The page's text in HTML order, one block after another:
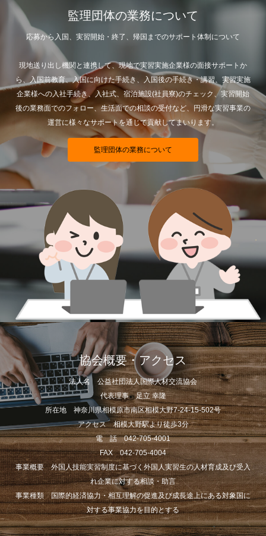
監理団体の業務について
応募から入国、実習開始・終了、帰国までのサポート体制について
現地送り出し機関と連携して、現地で実習実施企業様の面接サポートか
ら、入国前教育、入国に向けた手続き、入国後の手続き・講習、実習実施
企業様への入社手続き、入社式、宿泊施設(社員寮)のチェック、実習開始
後の業務面でのフォロー、生活面での相談の受付など、円滑な実習事業の
運営に様々なサポートを通じて貢献してまいります。
監理団体の業務について
協会概要・アクセス
法人名 公益社団法人国際人材交流協会
代表理事 足立 幸隆
所在地 神奈川県相模原市南区相模大野7-24-15-502号
アクセス 相模大野駅より徒歩3分
電 話 042-705-4001
FAX 042-705-4004
事業概要 外国人技能実習制度に基づく外国人実習生の人材育成及び受入
れ企業に対する相談・助言
事業種類 国際的経済協力・相互理解の促進及び成長途上にある対象国に
対する事業協力を目的とする